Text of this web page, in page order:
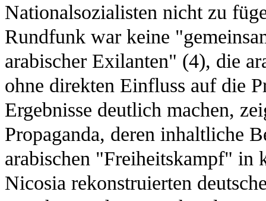
Nationalsozialisten nicht zu
Rundfunk war keine
arabischer Exilanten" (4), die
ohne direkten Einfluss auf die
Ergebnisse deutlich machen,
Propaganda, deren inhaltliche
arabischen "Freiheitskampf" in
Nicosia rekonstruierten